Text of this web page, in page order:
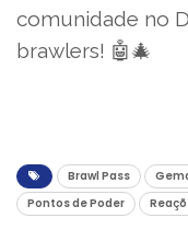
comunidade no
brawlers! 🤖🎄
Brawl Pass
Pontos de Poder